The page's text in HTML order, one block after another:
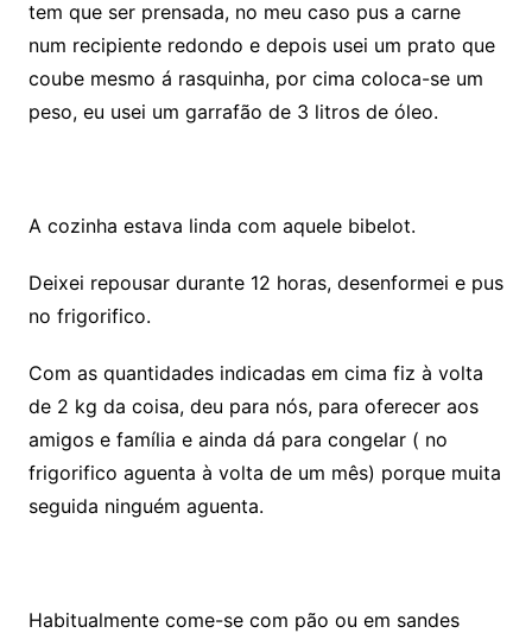
tem que ser prensada, no meu caso pus a carne
num recipiente redondo e depois usei um prato que
coube mesmo á rasquinha, por cima coloca-se um
peso, eu usei um garrafão de 3 litros de óleo.
A cozinha estava linda com aquele bibelot.
Deixei repousar durante 12 horas, desenformei e pus
no frigorifico.
Com as quantidades indicadas em cima fiz à volta
de 2 kg da coisa, deu para nós, para oferecer aos
amigos e família e ainda dá para congelar ( no
frigorifico aguenta à volta de um mês) porque muita
seguida ninguém aguenta.
Habitualmente come-se com pão ou em sandes